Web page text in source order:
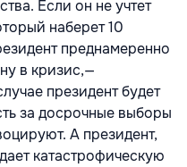
Если он не учтет
наберет 10
преднамеренно
в кризис,—
президент будет
за досрочные выборы
А президент,
катастрофическую